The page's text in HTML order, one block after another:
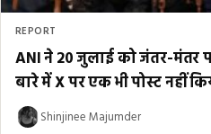
REPORT
ANI ने 20 जुलाई को जंतर-मंतर
बारे में X पर एक भी पोस्ट नहीं
Shinjinee Majumder